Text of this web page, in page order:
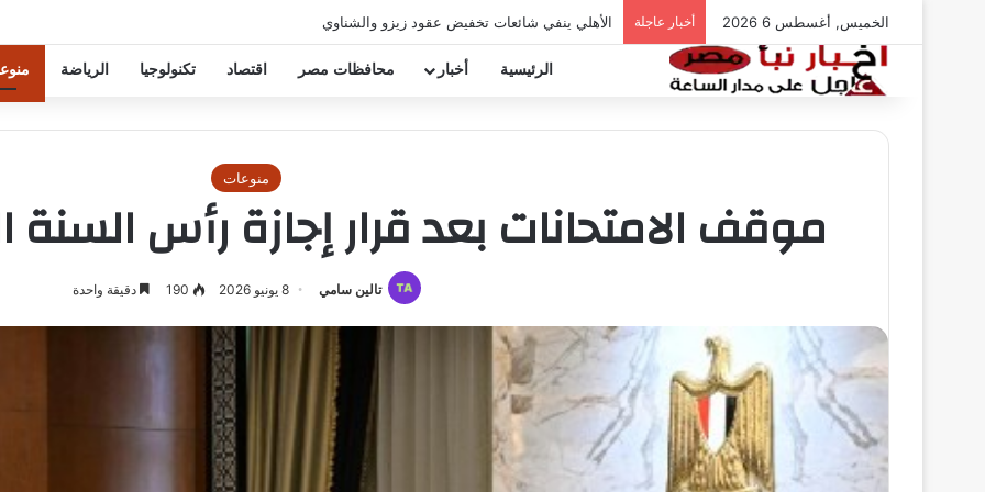
الخميس, أغسطس 6 2026 أخبار عاجلة الأهلي ينفي شائعات تخفيض عقود زيزو والشناوي
الرئيسية أخبار محافظات مصر اقتصاد تكنولوجيا الرياضة
منوعات
موقف الامتحانات بعد قرار إجازة رأس السنة
تالين سامي 8 يونيو 2026 190 دقيقة واحدة